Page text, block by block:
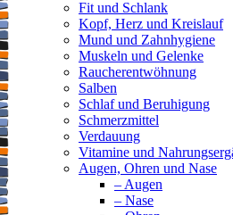
Fit und Schlank
Kopf, Herz und Kreislauf
Mund und Zahnhygiene
Muskeln und Gelenke
Raucherentwöhnung
Salben
Schlaf und Beruhigung
Schmerzmittel
Verdauung
Vitamine und
Augen, Ohren und Nase
– Augen
– Nase